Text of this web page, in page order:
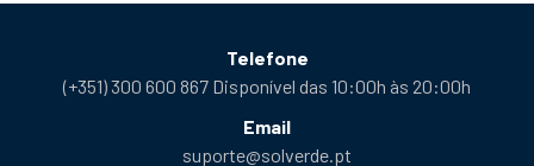
Telefone
(+351) 300 600 867 Disponível das 10:00h às 20:00h
Email
suporte@solverde.pt